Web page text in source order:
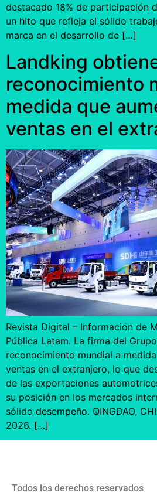
destacado 18% de participación
un hito que refleja el sólido
marca en el desarrollo de […]
Landking
reconocimiento
medida que
ventas en el
Revista Digital – Información de
Pública Latam. La firma del
reconocimiento mundial a
ventas en el extranjero, lo que
de las exportaciones
su posición en los mercados
sólido desempeño. QINGDAO,
2026. […]
Todos los derechos reservados